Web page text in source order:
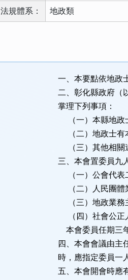
法規體系： 地政類
一、本要點依地政
二、彰化縣政府（
掌理下列事項：
（一）本縣地政
（二）地政士有
（三）其他相關
三、本會置委員九
（一）公會代表
（二）人民團體
（三）地政業務
（四）社會公正
本會委員任期三
四、本會會議由主
時，應指定委員一
五、本會開會時應